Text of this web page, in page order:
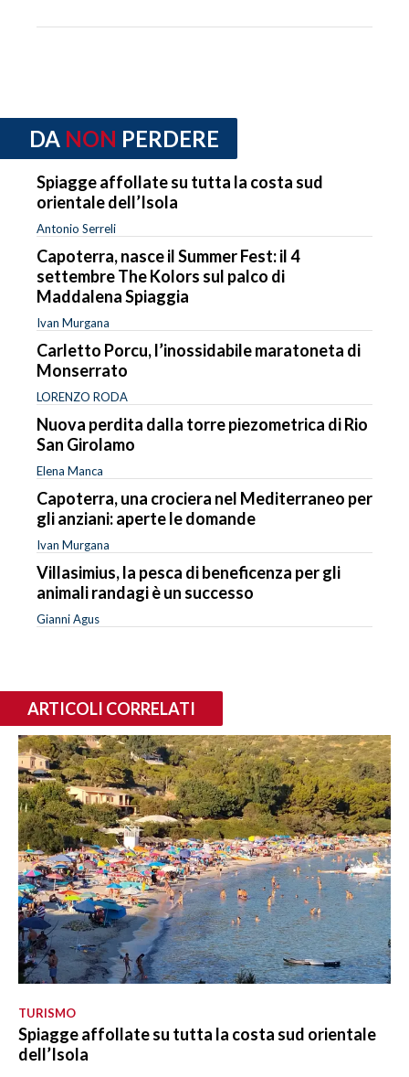
DA NON PERDERE
Spiagge affollate su tutta la costa sud
orientale dell’Isola
Antonio Serreli
Capoterra, nasce il Summer Fest: il 4
settembre The Kolors sul palco di
Maddalena Spiaggia
Ivan Murgana
Carletto Porcu, l’inossidabile maratoneta di
Monserrato
LORENZO RODA
Nuova perdita dalla torre piezometrica di Rio
San Girolamo
Elena Manca
Capoterra, una crociera nel Mediterraneo per
gli anziani: aperte le domande
Ivan Murgana
Villasimius, la pesca di beneficenza per gli
animali randagi è un successo
Gianni Agus
ARTICOLI CORRELATI
TURISMO
Spiagge affollate su tutta la costa sud orientale
dell’Isola